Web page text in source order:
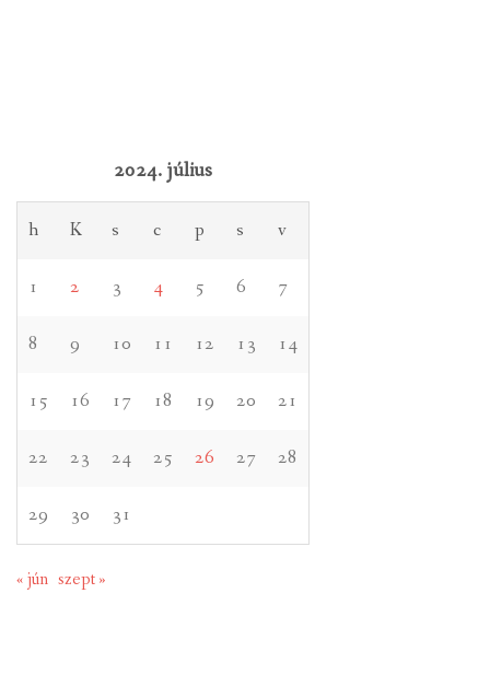
2024. július
h K s c p s v
1 2 3 4 5 6 7
8 9 10 11 12 13 14
15 16 17 18 19 20 21
22 23 24 25 26 27 28
29 30 31
« jún szept »